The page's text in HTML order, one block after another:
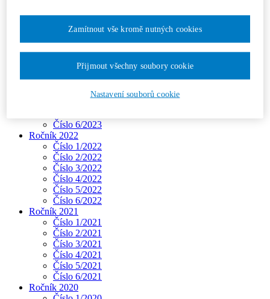
Číslo 3/2024
Číslo 4/2024
Číslo 1/2023
Číslo 2/2023
Číslo 3/2023
Číslo 6/2023
Ročník 2022
Číslo 1/2022
Číslo 2/2022
Číslo 3/2022
Číslo 4/2022
Číslo 5/2022
Číslo 6/2022
Ročník 2021
Číslo 1/2021
Číslo 2/2021
Číslo 3/2021
Číslo 4/2021
Číslo 5/2021
Číslo 6/2021
Ročník 2020
Nastavení souborů cookie
Zamítnout vše kromě nutných cookies
Přijmout všechny soubory cookie